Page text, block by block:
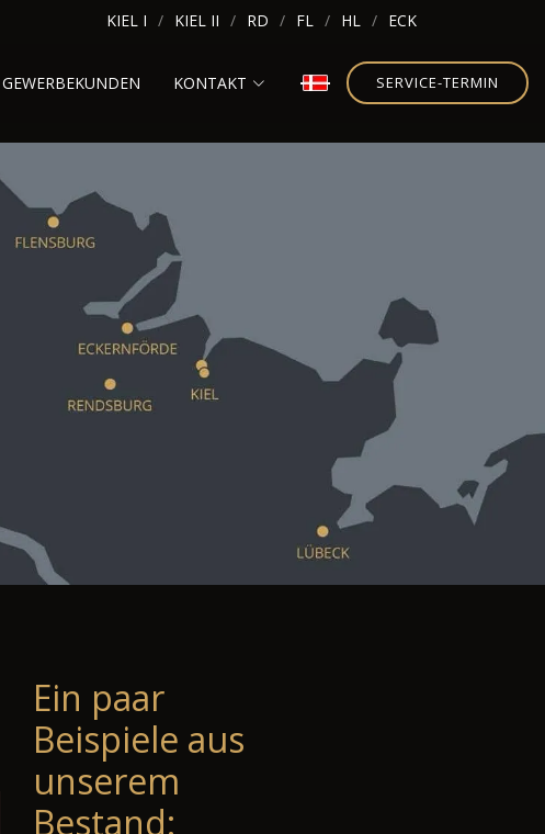
KIEL I KIEL II RD FL HL ECK
GEWERBEKUNDEN KONTAKT SERVICE-TERMIN
Ein paar
Beispiele aus
unserem
Bestand: